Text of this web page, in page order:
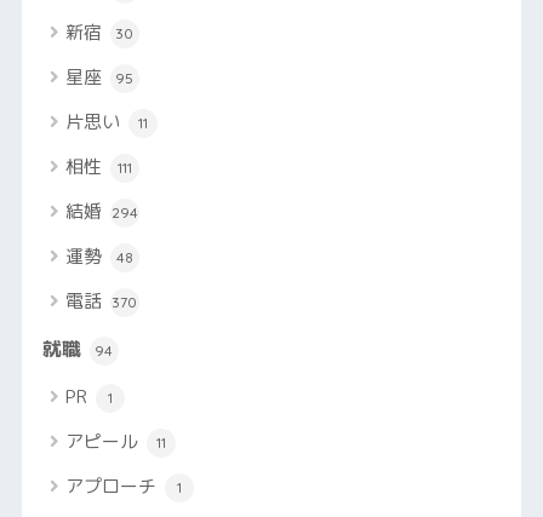
新宿 30
星座 95
片思い 11
相性 111
結婚 294
運勢 48
電話 370
就職 94
PR 1
アピール 11
アプローチ 1